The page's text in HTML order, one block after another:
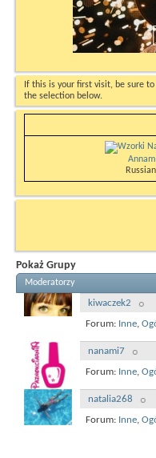
If this is your first visit, be sure
the selection below.
Pokaż Grupy
Moderatorzy
kiwaczek2
Forum: Inne,
nanami7
Forum: Inne,
natalia268
Forum: Inne,